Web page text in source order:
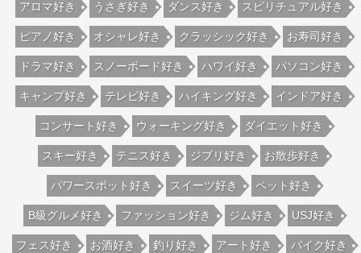
アロマ好き うさぎ好き ダンス好き スピリチュアル好き
ピアノ好き オシャレ好き クラッシック好き お寿司好き
ドラマ好き スノーボード好き ハワイ好き パソコン好き
キャンプ好き テレビ好き ハイキング好き インドア好き
コンサート好き ウォーキング好き ダイエット好き
スキー好き テニス好き ジブリ好き お散歩好き
パワースポット好き スイーツ好き ペット好き
B級グルメ好き ファッション好き ジム好き USJ好き
フェス好き お酒好き 釣り好き アート好き バイク好き